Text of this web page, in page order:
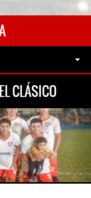
CLÁSICO